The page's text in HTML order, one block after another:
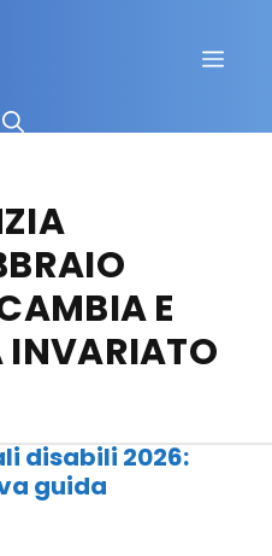
E
INVARIATO
disabili 2026:
guida